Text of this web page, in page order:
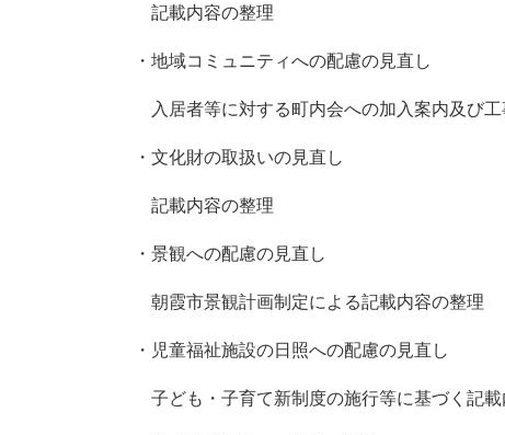
記載内容の整理
・地域コミュニティへの配慮の見直し
入居者等に対する町内会への加入案内及び
・文化財の取扱いの見直し
記載内容の整理
・景観への配慮の見直し
朝霞市景観計画制定による記載内容の整理
・児童福祉施設の日照への配慮の見直し
子ども・子育て新制度の施行等に基づく記載